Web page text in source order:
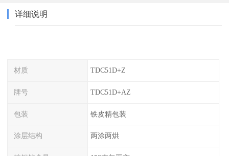
详细说明
材质 TDC51D+Z
牌号 TDC51D+AZ
包装 铁皮精包装
涂层结构 两涂两烘